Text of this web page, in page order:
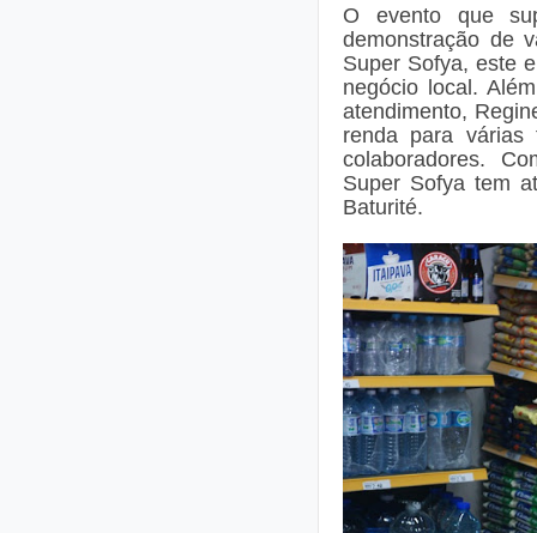
O evento que
demonstração de
Super Sofya, este
negócio local.
atendimento,
renda para
colaboradores.
Super Sofya tem
Baturité.